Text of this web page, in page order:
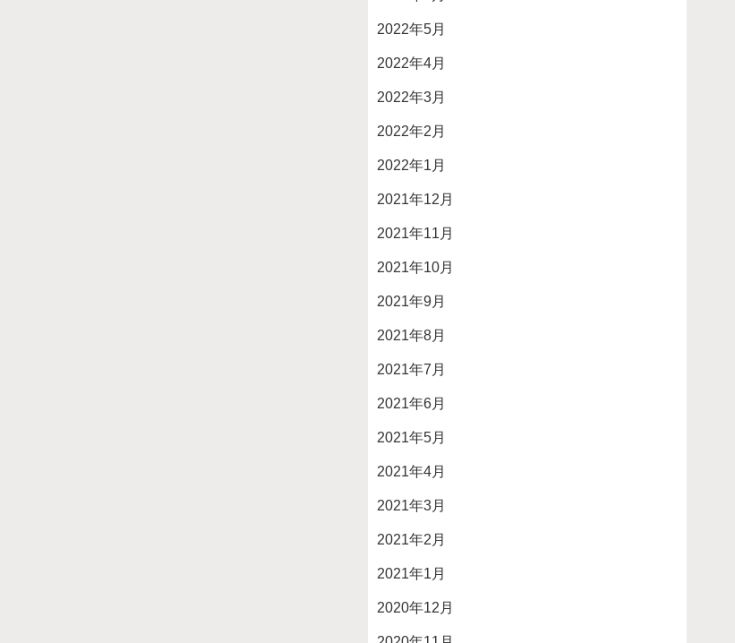
2022年5月
2022年4月
2022年3月
2022年2月
2022年1月
2021年12月
2021年11月
2021年10月
2021年9月
2021年8月
2021年7月
2021年6月
2021年5月
2021年4月
2021年3月
2021年2月
2021年1月
2020年12月